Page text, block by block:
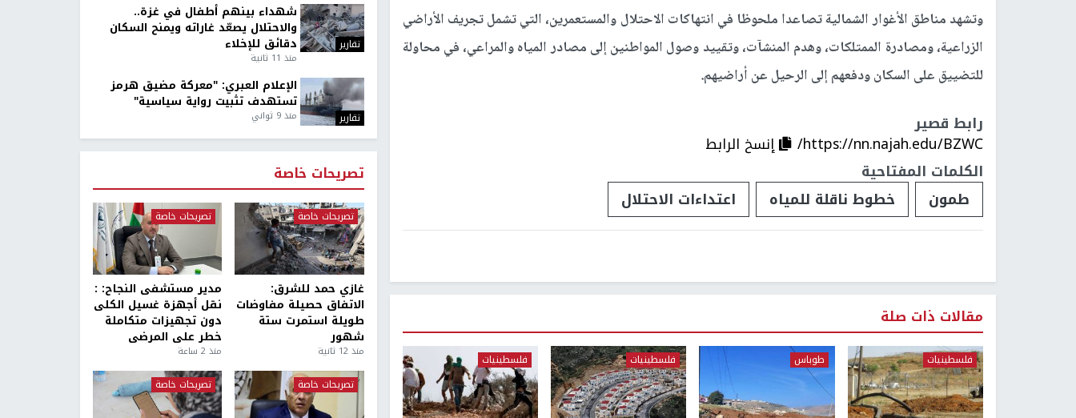
وتشهد مناطق الأغوار الشمالية تصاعدا ملحوظا في انتهاكات الاحتلال والمستعمرين، التي تشمل تجريف الأراضي
الزراعية، ومصادرة الممتلكات، وهدم المنشآت، وتقييد وصول المواطنين إلى مصادر المياه والمراعي، في محاولة
للتضييق على السكان ودفعهم إلى الرحيل عن أراضيهم.
رابط قصير
https://nn.najah.edu/BZWC/
إنسخ الرابط
الكلمات المفتاحية
طمون
خطوط ناقلة للمياه اعتداءات الاحتلال
مقالات ذات صلة
فلسطينيات طوباس فلسطينيات فلسطينيات
تقارير
شهداء بينهم أطفال في غزة..
والاحتلال يصعّد غاراته ويمنح السكان
دقائق للإخلاء
منذ 11 ثانية
تقارير
الإعلام العبري: "معركة مضيق هرمز
تستهدف تثبيت رواية سياسية"
منذ 9 ثواني
تصريحات خاصة
تصريحات خاصة
غازي حمد للشرق:
الاتفاق حصيلة مفاوضات
طويلة استمرت ستة
شهور
منذ 12 ثانية
تصريحات خاصة
مدير مستشفى النجاح: :
نقل أجهزة غسيل الكلى
دون تجهيزات متكاملة
خطر على المرضى
منذ 2 ساعة
تصريحات خاصة تصريحات خاصة